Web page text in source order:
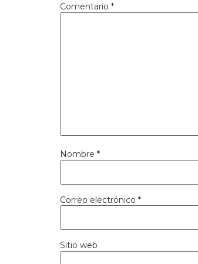
Comentario *
Nombre *
Correo electrónico *
Sitio web